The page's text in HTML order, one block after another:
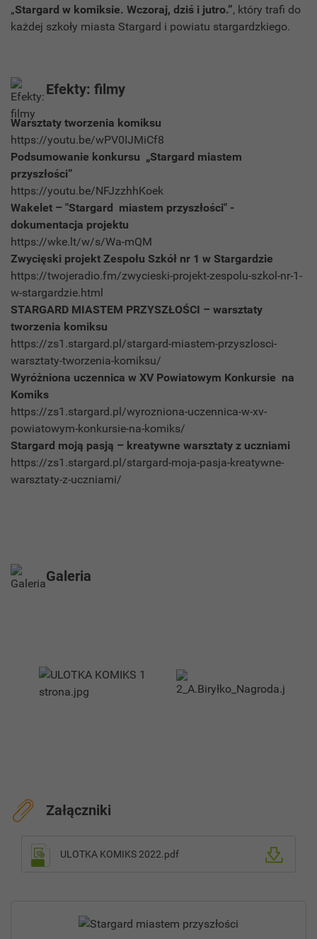
„Stargard w komiksie. Wczoraj, dziś i jutro.”, który trafi do
każdej szkoły miasta Stargard i powiatu stargardzkiego.
Efekty: filmy
Warsztaty tworzenia komiksu
https://youtu.be/wPV0IJMiCf8
Podsumowanie konkursu „Stargard miastem
przyszłości”
https://youtu.be/NFJzzhhKoek
Wakelet – "Stargard miastem przyszłości" -
dokumentacja projektu
https://wke.lt/w/s/Wa-mQM
Zwycięski projekt Zespołu Szkół nr 1 w Stargardzie
https://twojeradio.fm/zwycieski-projekt-zespolu-szkol-nr-1-
w-stargardzie.html
STARGARD MIASTEM PRZYSZŁOŚCI – warsztaty
tworzenia komiksu
https://zs1.stargard.pl/stargard-miastem-przyszlosci-
warsztaty-tworzenia-komiksu/
Wyróżniona uczennica w XV Powiatowym Konkursie na
Komiks
https://zs1.stargard.pl/wyrozniona-uczennica-w-xv-
powiatowym-konkursie-na-komiks/
Stargard moją pasją – kreatywne warsztaty z uczniami
https://zs1.stargard.pl/stargard-moja-pasja-kreatywne-
warsztaty-z-uczniami/
Galeria
Załączniki
ULOTKA KOMIKS 2022.pdf